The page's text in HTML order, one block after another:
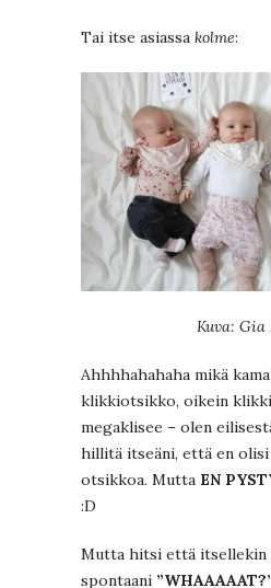
Tai itse asiassa kolme:
Kuva:
Ahhhhahahaha mikä
klikkiotsikko, oikein
megaklisee – olen
hillitä itseäni, että en
otsikkoa. Mutta EN
:D
Mutta hitsi että itsellekin
spontaani